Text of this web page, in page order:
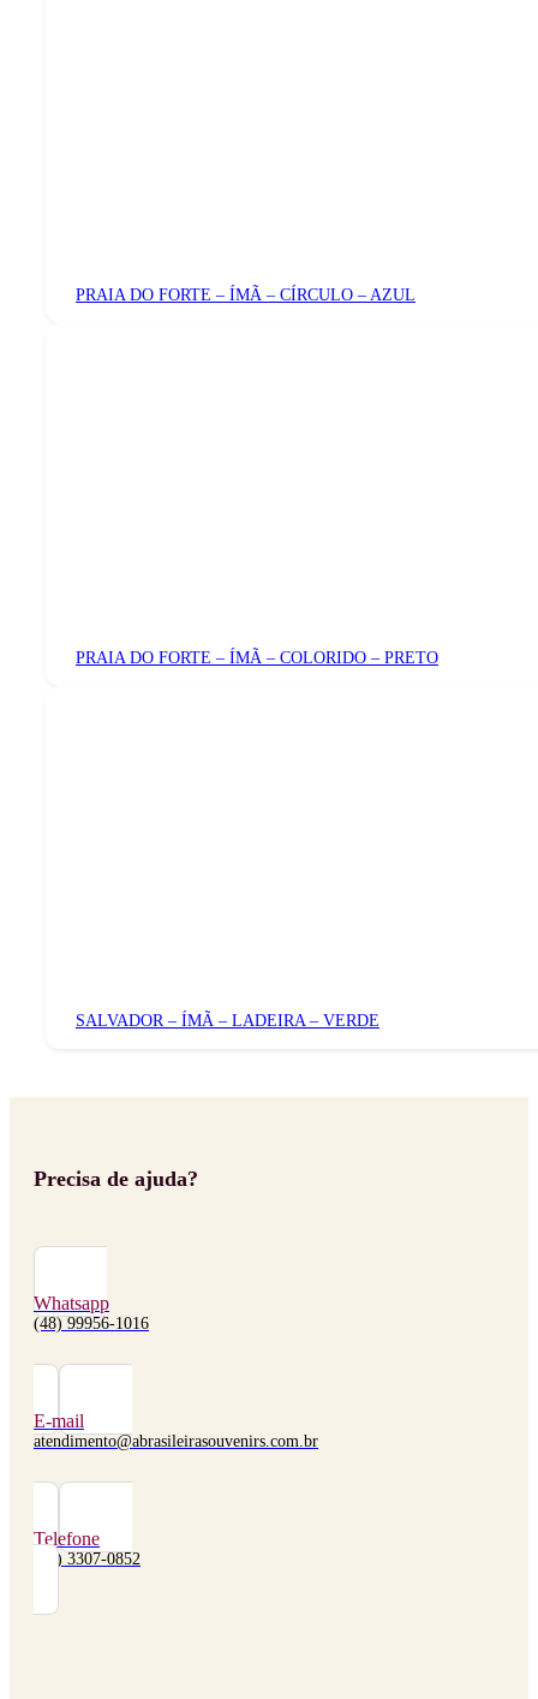
PRAIA DO FORTE – ÍMÃ – CÍRCULO – AZUL
PRAIA DO FORTE – ÍMÃ – COLORIDO – PRETO
SALVADOR – ÍMÃ – LADEIRA – VERDE
Precisa de ajuda?
Whatsapp
(48) 99956-1016
E-mail
atendimento@abrasileirasouvenirs.com.br
Telefone
(48) 3307-0852